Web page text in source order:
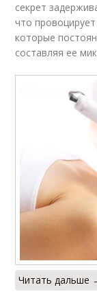
секрет
что
которые
составляя ее
Читать дальше